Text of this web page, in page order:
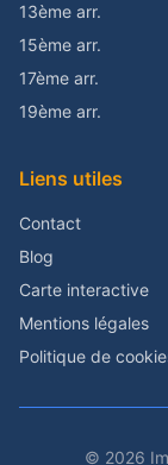
13ème arr.
15ème arr.
17ème arr.
19ème arr.
Liens utiles
Contact
Blog
Carte interactive
Mentions légales
Politique de
© 2026